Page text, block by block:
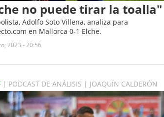
no puede tirar la toalla"
Adolfo Soto Villena, analiza para
en Mallorca 0-1 Elche.
2023 - 20:56
| PODCAST DE ANÁLISIS | JOAQUÍN CALDERÓN